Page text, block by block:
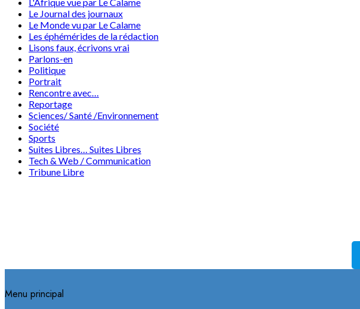
Le Journal des journaux
Le Monde vu par Le Calame
Les éphémérides de la rédaction
Lisons faux, écrivons vrai
Parlons-en
Politique
Portrait
Rencontre avec…
Reportage
Sciences/ Santé /Environnement
Société
Sports
Suites Libres… Suites Libres
Tech & Web / Communication
Tribune Libre
Menu principal